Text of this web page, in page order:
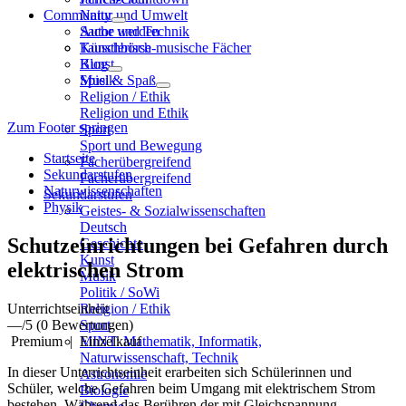
Natur und Umwelt
Sache und Technik
Künstlerisch-musische Fächer
Kunst
Musik
Religion / Ethik
Religion und Ethik
Sport
Sport und Bewegung
Fächerübergreifend
Fächerübergreifend
Sekundarstufen
Geistes- & Sozialwissenschaften
Deutsch
Geschichte
Kunst
Musik
Politik / SoWi
Religion / Ethik
Sport
MINT: Mathematik, Informatik,
Naturwissenschaft, Technik
Astronomie
Biologie
Community
Autor werden
Tauschbörse
Blog
Spiel & Spaß
Zum Footer springen
Startseite
Sekundarstufen
Naturwissenschaften
Physik
Schutzeinrichtungen bei Gefahren durch
elektrischen Strom
Unterrichtseinheit
—/5 (0 Bewertungen)
Premium| Einzelkauf
In dieser Unterrichtseinheit erarbeiten sich Schülerinnen und
Schüler, welche Gefahren beim Umgang mit elektrischem Strom